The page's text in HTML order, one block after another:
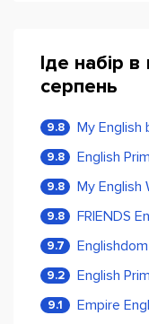
Іде набір
серпень
9.8
9.8 English
9.8 My English
9.8 FRIENDS
9.7 Englishdom
9.2 English
9.1 Empire